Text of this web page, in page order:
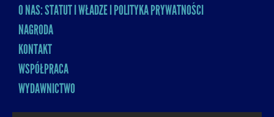
O NAS: STATUT I WŁADZE I POLITYKA PRYWATNOŚCI
NAGRODA
KONTAKT
WSPÓŁPRACA
WYDAWNICTWO